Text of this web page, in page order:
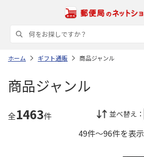
ホーム ギフト通販 商品ジャンル
商品ジャンル
全1463件 並べ替え：
49件～96件を表示